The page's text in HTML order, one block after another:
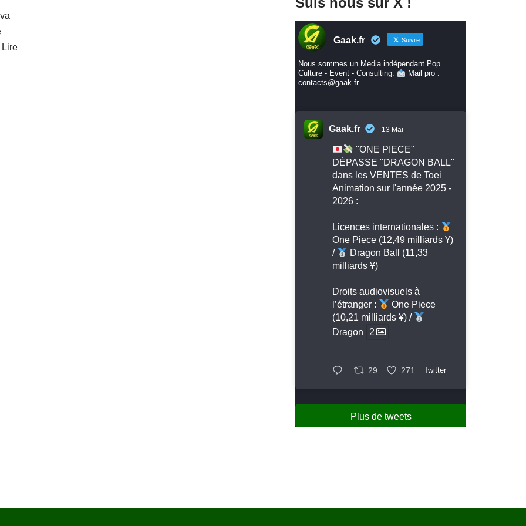
Lire
Gaak.fr Suivre
Nous sommes un Media indépendant Pop
Culture - Event - Consulting.
Mail pro :
contacts@gaak.fr
Gaak.fr 13 Mai
"ONE PIECE"
DÉPASSE "DRAGON BALL"
dans les VENTES de Toei
Animation sur l'année 2025 -
2026 :
Licences internationales :
One Piece (12,49 milliards ¥)
/
Dragon Ball (11,33
milliards ¥)
Droits audiovisuels à
l’étranger :
One Piece
(10,21 milliards ¥) /
Dragon
2
29 271 Twitter
Plus de tweets